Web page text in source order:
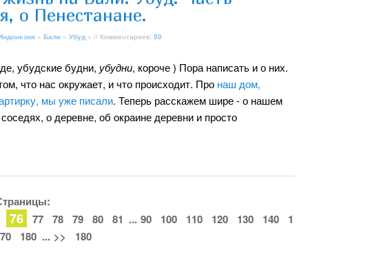
о Пенестанане.
» Бали » Убуд » // Комментариев: 50
убудские будни, убудни, короче ) Пора написать и о них.
что нас окружает, и что происходит. Про наш дом,
мы уже писали. Теперь расскажем шире - о нашем
о деревне, об окраине деревни и просто
76 77 78 79 80 81 ... 90 100 110 120 130 140
1
180 ... >> 180